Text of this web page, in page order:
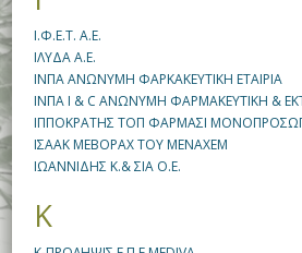
Ι.Φ.Ε.Τ. Α.Ε.
ΙΛΥΔΑ Α.Ε.
ΙΝΠΑ ΑΝΩΝΥΜΗ ΦΑΡΚΑΚΕΥΤΙΚΗ ΕΤΑΙΡΙΑ
ΙΝΠΑ Ι & C ΑΝΩΝΥΜΗ ΦΑΡΜΑΚΕΥΤΙΚΗ &
ΙΠΠΟΚΡΑΤΗΣ ΤΟΠ ΦΑΡΜΑΣΙ
ΙΣΑΑΚ ΜΕΒΟΡΑΧ ΤΟΥ ΜΕΝΑΧΕΜ
ΙΩΑΝΝΙΔΗΣ Κ.& ΣΙΑ Ο.Ε.
Κ